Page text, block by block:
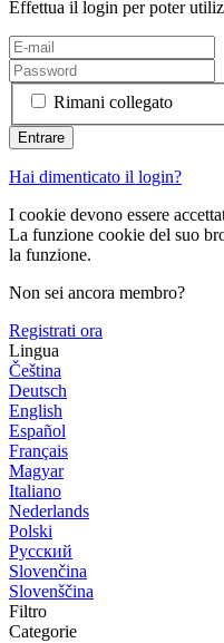
Effettua il login per poter
Rimani collegato
Hai dimenticato il login?
I cookie devono essere
La funzione cookie del suo
la funzione.
Non sei ancora membro?
Registrati ora
Lingua
Čeština
Deutsch
English
Español
Français
Magyar
Italiano
Nederlands
Polski
Русский
Slovenčina
Slovenščina
Filtro
Categorie